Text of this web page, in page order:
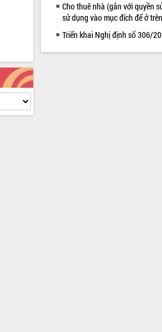
Cho thuê nhà (gắn với quyền
sử dụng vào mục đích để ở
Triển khai Nghị định số 306/